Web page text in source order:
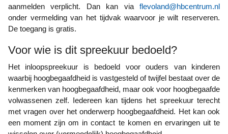
aanmelden verplicht. Dan kan via flevoland@hbcentrum.nl
onder vermelding van het tijdvak waarvoor je wilt reserveren.
De toegang is gratis.
Voor wie is dit spreekuur bedoeld?
Het inloopspreekuur is bedoeld voor ouders van kinderen
waarbij hoogbegaafdheid is vastgesteld of twijfel bestaat over de
kenmerken van hoogbegaafdheid, maar ook voor hoogbegaafde
volwassenen zelf. Iedereen kan tijdens het spreekuur terecht
met vragen over het onderwerp hoogbegaafdheid. Het kan ook
een moment zijn om in contact te komen en ervaringen uit te